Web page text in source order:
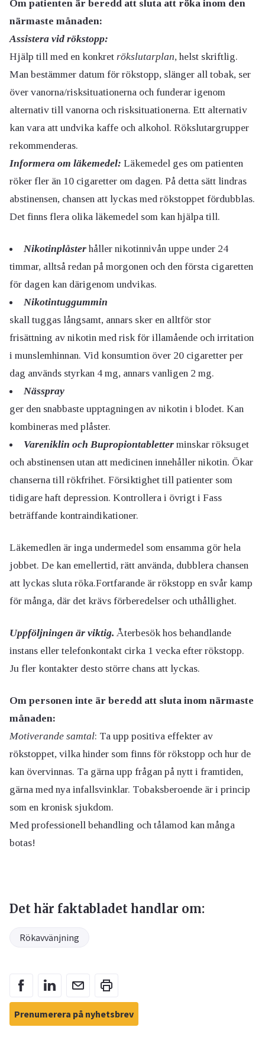
Om patienten är beredd att sluta att röka inom den
närmaste månaden:
Assistera vid rökstopp:
Hjälp till med en konkret rökslutarplan, helst skriftlig.
Man bestämmer datum för rökstopp, slänger all tobak, ser
över vanorna/risksituationerna och funderar igenom
alternativ till vanorna och risksituationerna. Ett alternativ
kan vara att undvika kaffe och alkohol. Rökslutargrupper
rekommenderas.
Informera om läkemedel: Läkemedel ges om patienten
röker fler än 10 cigaretter om dagen. På detta sätt lindras
abstinensen, chansen att lyckas med rökstoppet fördubblas.
Det finns flera olika läkemedel som kan hjälpa till.
Nikotinplåster håller nikotinnivån uppe under 24
timmar, alltså redan på morgonen och den första cigaretten
för dagen kan därigenom undvikas.
Nikotintuggummin
skall tuggas långsamt, annars sker en alltför stor
frisättning av nikotin med risk för illamående och irritation
i munslemhinnan. Vid konsumtion över 20 cigaretter per
dag används styrkan 4 mg, annars vanligen 2 mg.
Nässpray
ger den snabbaste upptagningen av nikotin i blodet. Kan
kombineras med plåster.
Vareniklin och Bupropiontabletter minskar röksuget
och abstinensen utan att medicinen innehåller nikotin. Ökar
chanserna till rökfrihet. Försiktighet till patienter som
tidigare haft depression. Kontrollera i övrigt i Fass
beträffande kontraindikationer.
Läkemedlen är inga undermedel som ensamma gör hela
jobbet. De kan emellertid, rätt använda, dubblera chansen
att lyckas sluta röka.Fortfarande är rökstopp en svår kamp
för många, där det krävs förberedelser och uthållighet.
Uppföljningen är viktig. Återbesök hos behandlande
instans eller telefonkontakt cirka 1 vecka efter rökstopp.
Ju fler kontakter desto större chans att lyckas.
Om personen inte är beredd att sluta inom närmaste
månaden:
Motiverande samtal: Ta upp positiva effekter av
rökstoppet, vilka hinder som finns för rökstopp och hur de
kan övervinnas. Ta gärna upp frågan på nytt i framtiden,
gärna med nya infallsvinklar. Tobaksberoende är i princip
som en kronisk sjukdom.
Med professionell behandling och tålamod kan många
botas!
Det här faktabladet handlar om:
Rökavvänjning
Prenumerera på nyhetsbrev